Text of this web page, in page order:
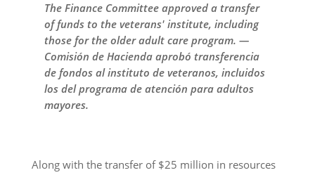
The Finance Committee approved a transfer
of funds to the veterans' institute, including
those for the older adult care program. —
Comisión de Hacienda aprobó transferencia
de fondos al instituto de veteranos, incluidos
los del programa de atención para adultos
mayores.
Along with the transfer of $25 million in resources